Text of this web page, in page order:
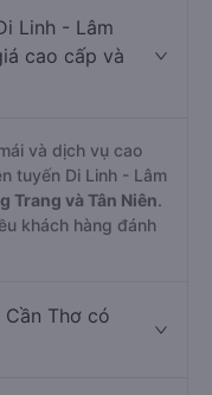
Linh - Lâm
cao cấp và
và dịch vụ cao
tuyến Di Linh - Lâm
Trang và Tân Niên.
khách hàng đánh
Thơ có